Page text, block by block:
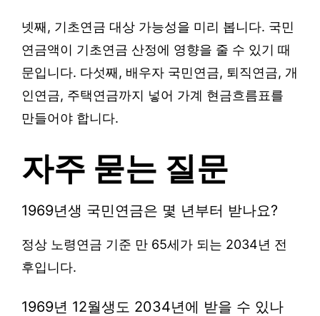
넷째, 기초연금 대상 가능성을 미리 봅니다. 국민
연금액이 기초연금 산정에 영향을 줄 수 있기 때
문입니다. 다섯째, 배우자 국민연금, 퇴직연금, 개
인연금, 주택연금까지 넣어 가계 현금흐름표를
만들어야 합니다.
자주 묻는 질문
1969년생 국민연금은 몇 년부터 받나요?
정상 노령연금 기준 만 65세가 되는 2034년 전
후입니다.
1969년 12월생도 2034년에 받을 수 있나